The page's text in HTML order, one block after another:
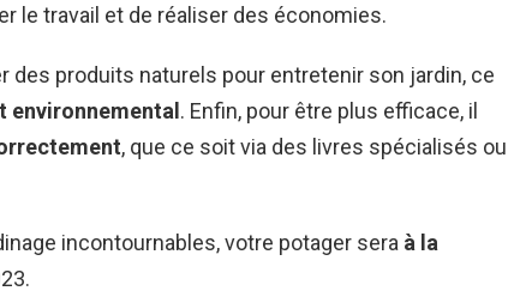
le travail et de réaliser des économies.
des produits naturels pour entretenir son jardin, ce
environnemental. Enfin, pour être plus efficace, il
, que ce soit via des livres spécialisés ou
incontournables, votre potager sera à la